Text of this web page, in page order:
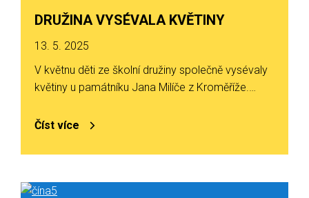
DRUŽINA VYSÉVALA KVĚTINY
13. 5. 2025
V květnu děti ze školní družiny společně vysévaly
květiny u památníku Jana Milíče z Kroměříže.…
Číst více